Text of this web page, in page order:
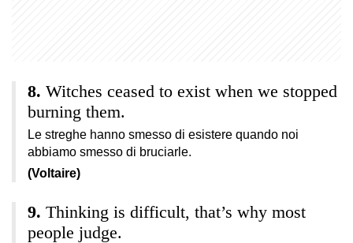
Witches ceased to exist when we stopped
burning them.
Le streghe hanno smesso di esistere quando noi
abbiamo smesso di bruciarle.
(Voltaire)
Thinking is difficult, that’s why most
people judge.